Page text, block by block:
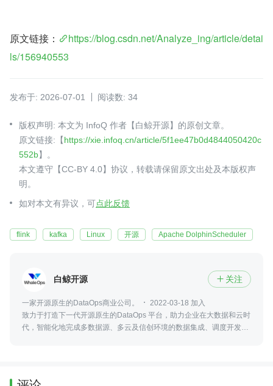
原文链接：
https://blog.csdn.net/Analyze_ing/article/detai
ls/156940553
发布于: 2026-07-01 阅读数: 34
版权声明: 本文为 InfoQ 作者【白鲸开源】的原创文章。
原文链接:【https://xie.infoq.cn/article/5f1ee47b0d4844050420c
552b】。
本文遵守【CC-BY 4.0】协议，转载请保留原文出处及本版权声
明。
如对本文有异议，可点此反馈
flink kafka Linux 开源 Apache DolphinScheduler
白鲸开源  关注
一家开源原生的DataOps商业公司。
2022-03-18 加入
致力于打造下一代开源原生的DataOps 平台，助力企业在大数据和云时
代，智能化地完成多数据源、多云及信创环境的数据集成、调度开发和